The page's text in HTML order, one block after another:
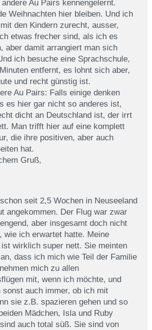
Au Pairs kennengelernt.
Weihnachten hier bleiben. Und ich
den Kindern zurecht, ausser,
etwas frecher sind, als ich es
aber damit arrangiert man sich
ich besuche eine Sprachschule,
entfernt, es lohnt sich aber,
und recht günstig ist.
Au Pairs: Falls einige denken
es hier gar nicht so anderes ist,
dicht an Deutschland ist, der irrt
Man trifft hier auf eine komplett
die ihre positiven, aber auch
hat.
Gruß,
seit 2,5 Wochen in Neuseeland
angekommen. Der Flug war zwar
aber insgesamt doch nicht
wie ich erwartet hatte. Meine
wirklich super nett. Sie meinten
dass ich mich wie Teil der Familie
mich zu allen
mit, wenn ich möchte, und
sonst auch immer, ob ich mit
sie z.B. spazieren gehen und so
Mädchen, Isla und Ruby
auch total süß. Sie sind von